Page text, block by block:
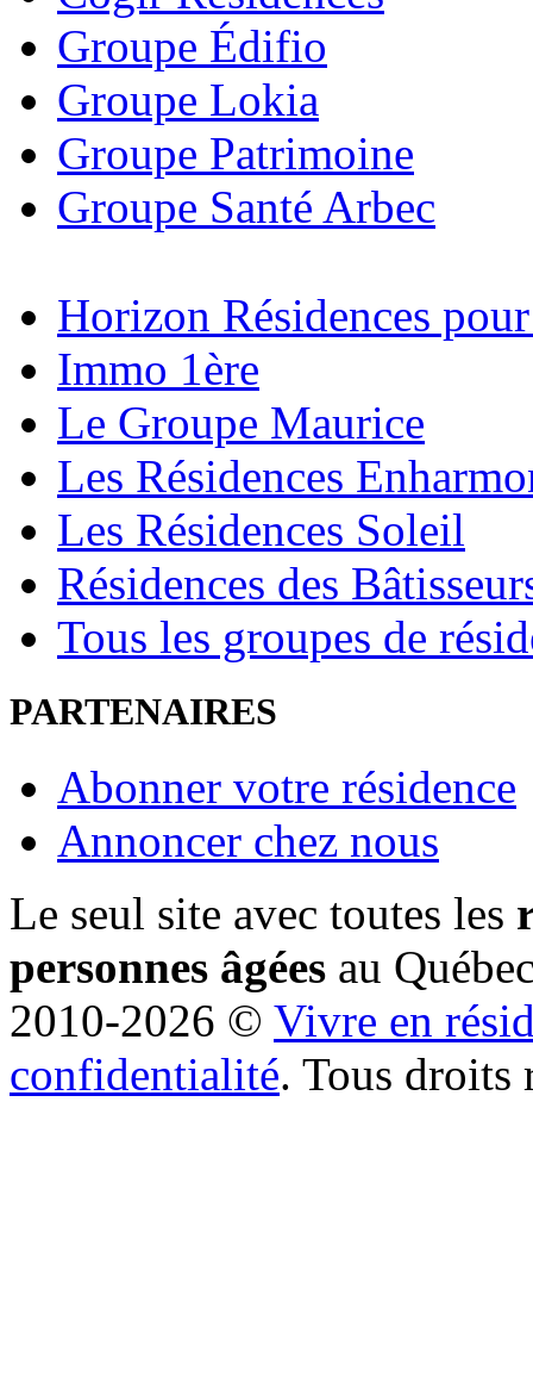
Groupe Édifio
Groupe Lokia
Groupe Patrimoine
Groupe Santé Arbec
Horizon Résidences
Immo 1ère
Le Groupe Maurice
Les Résidences
Les Résidences Soleil
Résidences des
Tous les groupes de
PARTENAIRES
Abonner votre résidence
Annoncer chez nous
Le seul site avec toutes les
personnes âgées au
2010-2026 © Vivre en
confidentialité. Tous droits